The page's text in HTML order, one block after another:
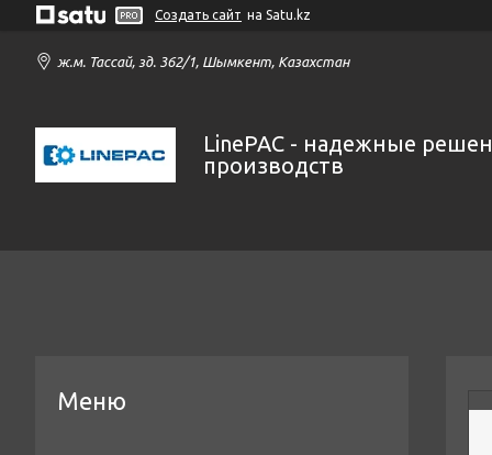
Создать сайт на Satu.kz
ж.м. Тассай, зд. 362/1, Шымкент, Казахстан
LinePAC - надежные
производств